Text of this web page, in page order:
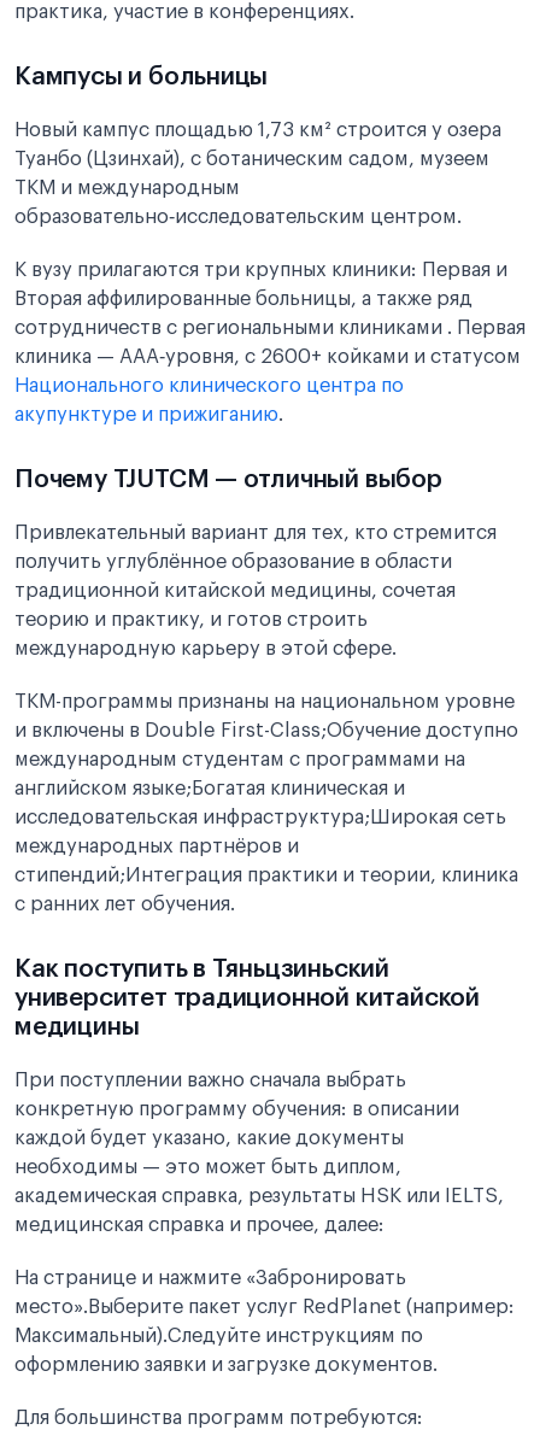
практика, участие в конференциях.
Кампусы и больницы
Новый кампус площадью 1,73 км² строится у озера
Туанбо (Цзинхай), с ботаническим садом, музеем
ТКМ и международным
образовательно‑исследовательским центром.
К вузу прилагаются три крупных клиники: Первая и
Вторая аффилированные больницы, а также ряд
сотрудничеств с региональными клиниками . Первая
клиника — AAA‑уровня, с 2600+ койками и статусом
Национального клинического центра по
акупунктуре и прижиганию.
Почему TJUTCM — отличный выбор
Привлекательный вариант для тех, кто стремится
получить углублённое образование в области
традиционной китайской медицины, сочетая
теорию и практику, и готов строить
международную карьеру в этой сфере.
ТКМ-программы признаны на национальном уровне
и включены в Double First-Class;Обучение доступно
международным студентам с программами на
английском языке;Богатая клиническая и
исследовательская инфраструктура;Широкая сеть
международных партнёров и
стипендий;Интеграция практики и теории, клиника
с ранних лет обучения.
Как поступить в Тяньцзиньский
университет традиционной китайской
медицины
При поступлении важно сначала выбрать
конкретную программу обучения: в описании
каждой будет указано, какие документы
необходимы — это может быть диплом,
академическая справка, результаты HSK или IELTS,
медицинская справка и прочее, далее:
На странице и нажмите «Забронировать
место».Выберите пакет услуг RedPlanet (например:
Максимальный).Следуйте инструкциям по
оформлению заявки и загрузке документов.
Для большинства программ потребуются: